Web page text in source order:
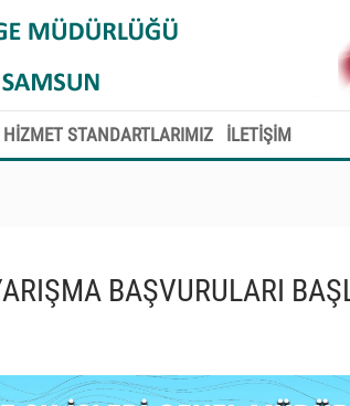
HİZMET STANDARTLARIMIZ İLETİŞİM
BAŞVURULARI